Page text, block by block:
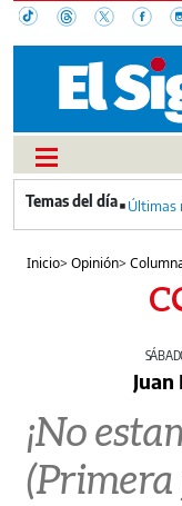
Últimas
Inicio>Opinión>
¡No